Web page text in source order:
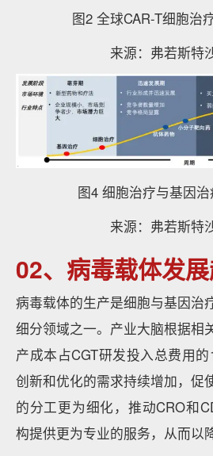
图2 全球CAR-T细胞治
来源：弗若斯特
图4 细胞治疗与基因
来源：弗若斯特
02、病毒载体发
病毒载体的生产是细胞与基因治
细分领域之一。产业大脑根据相
产成本占CGT研发投入总费用
创新和优化的需求持续增加，促
的分工更为细化，推动CRO和
构提供更为专业的服务，从而以